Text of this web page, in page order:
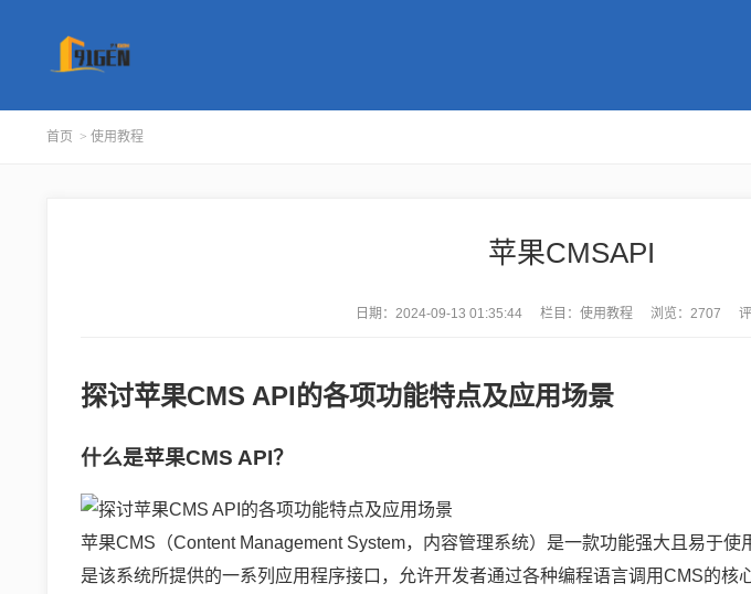
首页 > 使用教程
苹果CMSAPI
日期： 2024-09-13 01:35:44 栏目： 使用教程 浏览：2707
探讨苹果CMS API的各项功能特点及应用场景
什么是苹果CMS API？
苹果CMS（Content Management System，内容管理系统）是一款功能强大且易于使
是该系统所提供的一系列应用程序接口，允许开发者通过各种编程语言调用CMS的核